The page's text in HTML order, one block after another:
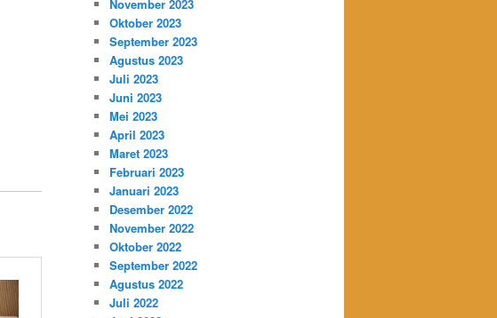
November 2023
Oktober 2023
September 2023
Agustus 2023
Juli 2023
Juni 2023
Mei 2023
April 2023
Maret 2023
Februari 2023
Januari 2023
Desember 2022
November 2022
Oktober 2022
September 2022
Agustus 2022
Juli 2022